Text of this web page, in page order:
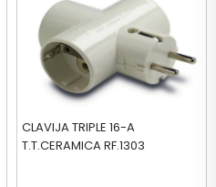
CLAVIJA TRIPLE 16-A
T.T.CERAMICA RF.1303